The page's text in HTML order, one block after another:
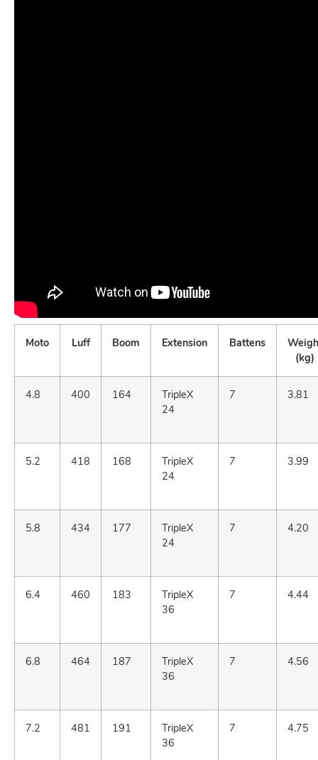
Moto Luff Boom Extension Battens
(kg)
4.8 400 164
TripleX
24
7 3.81
5.2 418 168
TripleX
24
7 3.99
5.8 434 177
TripleX
24
7 4.20
6.4 460 183
TripleX
36
7 4.44
6.8 464 187
TripleX
36
7 4.56
7.2 481 191
TripleX
36
7 4.75